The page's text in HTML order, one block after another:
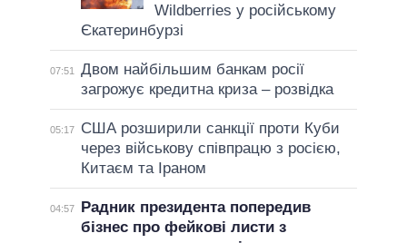
Wildberries у російському
Єкатеринбурзі
07:51
Двом найбільшим банкам росії
загрожує кредитна криза – розвідка
05:17
США розширили санкції проти Куби
через військову співпрацю з росією,
Китаєм та Іраном
04:57
Радник президента попередив
бізнес про фейкові листи з